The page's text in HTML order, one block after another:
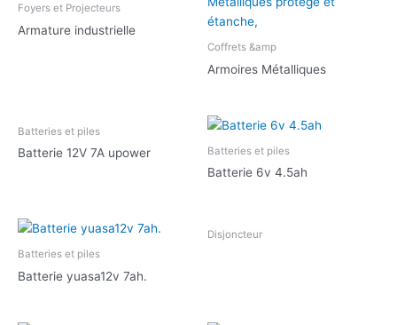
Foyers et Projecteurs
Armature industrielle
Coffrets &amp
Armoires Métalliques
Batteries et piles
Batterie 12V 7A upower Batteries et piles
Batterie 6v 4.5ah
Batteries et piles
Batterie yuasa12v 7ah.
Disjoncteur